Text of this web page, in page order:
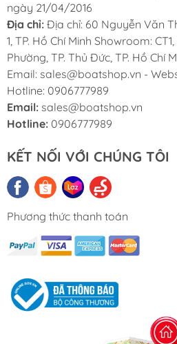
ngày 21/04/2016
Địa chỉ: Địa chỉ: 60 Nguyễn Văn
1, TP. Hồ Chí Minh Showroom:
Phường, TP. Thủ Đức, TP. Hồ Chí
Email: sales@boatshop.vn -
Hotline: 0906777989
Email: sales@boatshop.vn
Hotline: 0906777989
KẾT NỐI VỚI CHÚNG TÔI
Phương thức thanh toán